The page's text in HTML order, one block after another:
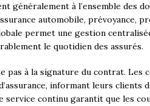
généralement à l’ensemble des
automobile, prévoyance,
permet une gestion
le quotidien des assurés.
pas à la signature du contrat. Les
informant leurs clients
service continu garantit que les